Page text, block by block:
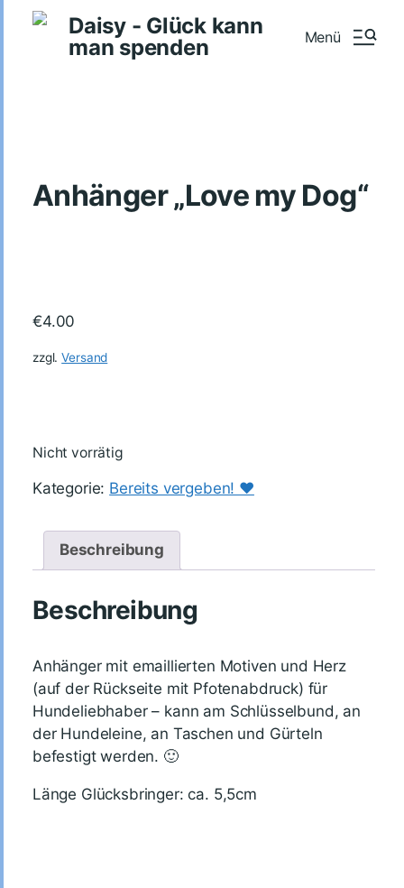
Daisy - Glück kann
man spenden
Menü
Anhänger „Love my Dog“
€4.00
zzgl.Versand
Nicht vorrätig
Kategorie: Bereits vergeben! ♥️
Beschreibung
Beschreibung
Anhänger mit emaillierten Motiven und Herz
(auf der Rückseite mit Pfotenabdruck) für
Hundeliebhaber – kann am Schlüsselbund, an
der Hundeleine, an Taschen und Gürteln
befestigt werden. 🙂
Länge Glücksbringer: ca. 5,5cm